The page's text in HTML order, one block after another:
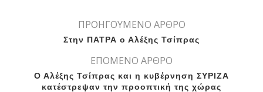
ΠΡΟΗΓΟΥΜΕΝΟ ΑΡΘΡΟ
Στην ΠΑΤΡΑ ο Αλέξης Τσίπρας
ΕΠΟΜΕΝΟ ΑΡΘΡΟ
Ο Αλέξης Τσίπρας και η κυβέρνηση ΣΥΡΙΖΑ
κατέστρεψαν την προοπτική της χώρας